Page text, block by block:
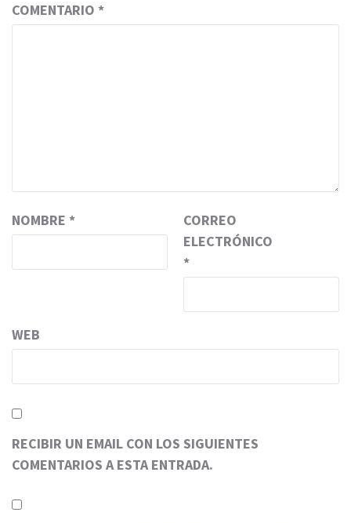
COMENTARIO *
NOMBRE *
CORREO
ELECTRÓNICO
*
WEB
RECIBIR UN EMAIL CON LOS SIGUIENTES
COMENTARIOS A ESTA ENTRADA.